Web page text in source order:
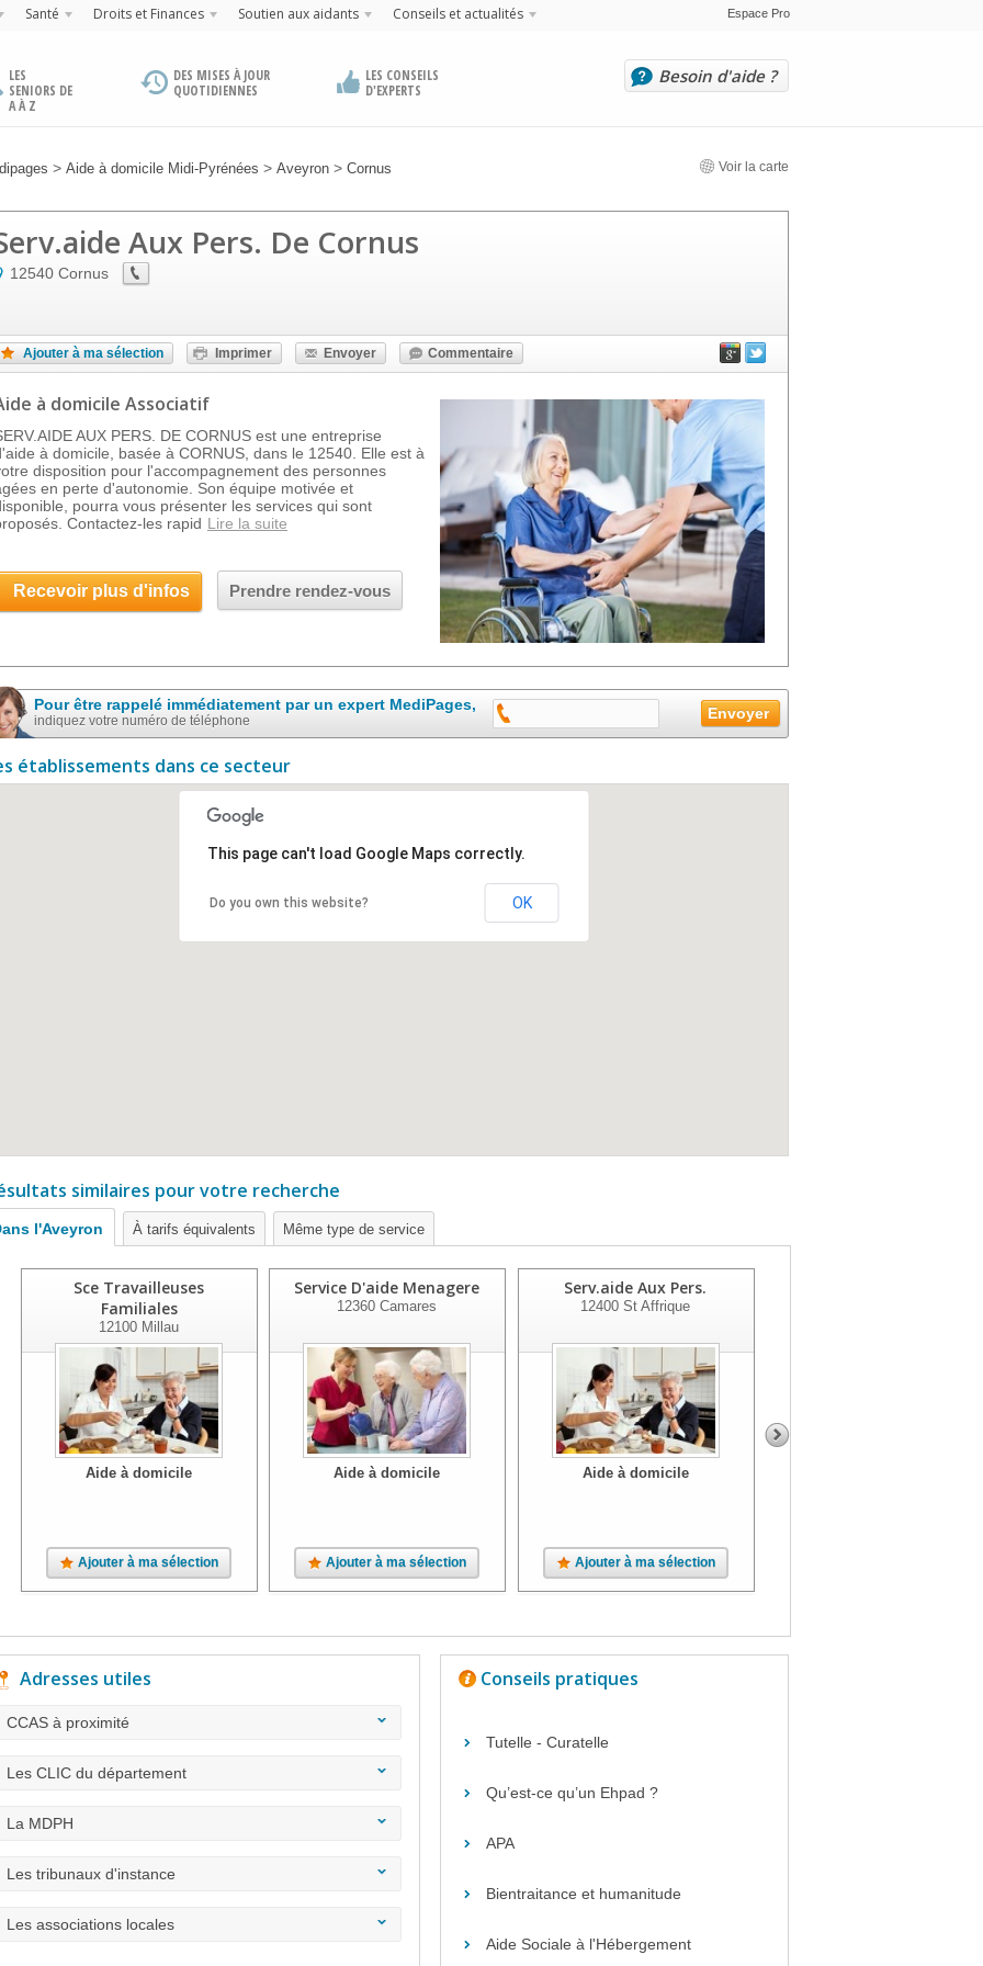
Santé Droits et Finances Soutien aux aidants Conseils et actualités Espace Pro
LES
SENIORS DE
A À Z
DES MISES À JOUR
QUOTIDIENNES
LES CONSEILS
D'EXPERTS
Besoin d'aide ?
> Aide à domicile Midi-Pyrénées > Aveyron > Cornus Voir la carte
Aux Pers. De Cornus
12540 Cornus
Ajouter à ma sélection Imprimer Envoyer Commentaire
à domicile Associatif
AUX PERS. DE CORNUS est une entreprise
à domicile, basée à CORNUS, dans le 12540. Elle est à
disposition pour l'accompagnement des personnes
en perte d'autonomie. Son équipe motivée et
pourra vous présenter les services qui sont
Contactez-les rapid Lire la suite
Recevoir plus d'infos Prendre rendez-vous
Pour être rappelé immédiatement par un expert MediPages,
indiquez votre numéro de téléphone
établissements dans ce secteur
This page can't load Google Maps correctly.
Do you own this website? OK
similaires pour votre recherche
l'Aveyron À tarifs équivalents Même type de service
Sce Travailleuses
Familiales
12100 Millau
Aide à domicile
Ajouter à ma sélection
Service D'aide Menagere
12360 Camares
Aide à domicile
Ajouter à ma sélection
Serv.aide Aux Pers.
12400 St Affrique
Aide à domicile
Ajouter à ma sélection
Adresses utiles
CCAS à proximité
Les CLIC du département
La MDPH
Les tribunaux d'instance
Les associations locales
Conseils pratiques
Tutelle - Curatelle
Qu’est-ce qu’un Ehpad ?
APA
Bientraitance et humanitude
Aide Sociale à l'Hébergement